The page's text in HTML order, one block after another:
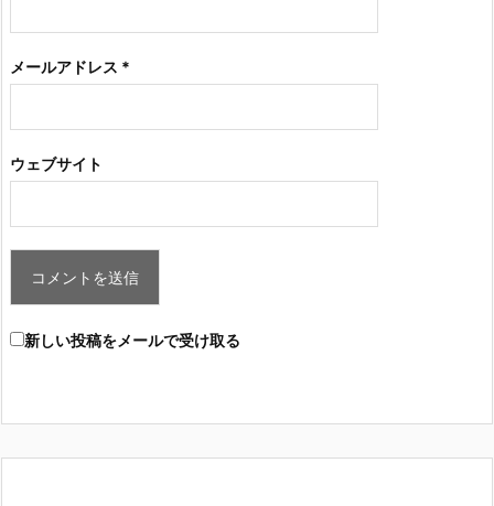
メールアドレス *
ウェブサイト
新しい投稿をメールで受け取る